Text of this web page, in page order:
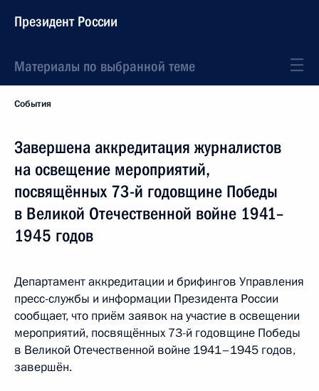
Президент России
Материалы по выбранной теме
События
Завершена аккредитация журналистов
на освещение мероприятий,
посвящённых 73-й годовщине Победы
в Великой Отечественной войне 1941–
1945 годов
Департамент аккредитации и брифингов Управления
пресс-службы и информации Президента России
сообщает, что приём заявок на участие в освещении
мероприятий, посвящённых 73-й годовщине Победы
в Великой Отечественной войне 1941–1945 годов,
завершён.